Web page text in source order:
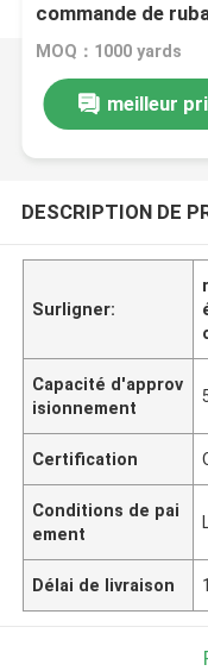
commande de
brodé la dentelle
MOQ：1000 yards
meilleur
DESCRIPTION DE
Surligner:
Capacité d'approv
isionnement
Certification
Conditions de pai
ement
Délai de livraison